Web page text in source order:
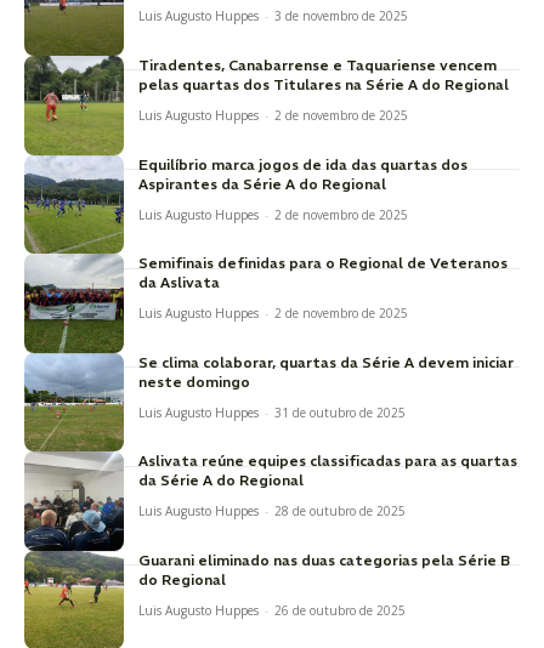
Luis Augusto Huppes - 3 de novembro de 2025
Tiradentes, Canabarrense e Taquariense vencem
pelas quartas dos Titulares na Série A do Regional
Luis Augusto Huppes - 2 de novembro de 2025
Equilíbrio marca jogos de ida das quartas dos
Aspirantes da Série A do Regional
Luis Augusto Huppes - 2 de novembro de 2025
Semifinais definidas para o Regional de Veteranos
da Aslivata
Luis Augusto Huppes - 2 de novembro de 2025
Se clima colaborar, quartas da Série A devem iniciar
neste domingo
Luis Augusto Huppes - 31 de outubro de 2025
Aslivata reúne equipes classificadas para as quartas
da Série A do Regional
Luis Augusto Huppes - 28 de outubro de 2025
Guarani eliminado nas duas categorias pela Série B
do Regional
Luis Augusto Huppes - 26 de outubro de 2025